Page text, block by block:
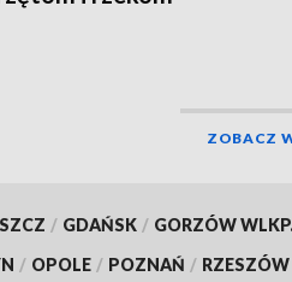
ZOBACZ
/ GDAŃSK / GORZÓW
/ OPOLE / POZNAŃ / RZESZÓW